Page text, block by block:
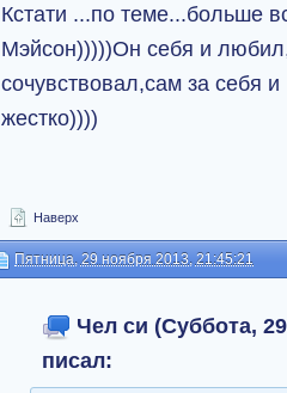
Кстати ...по теме...больше
Мэйсон)))))Он себя и
сочувствовал,сам за себя
жестко))))
Наверх
Пятница, 29 ноября 2013, 21:45:21
Чел си (Суббота,
писал: